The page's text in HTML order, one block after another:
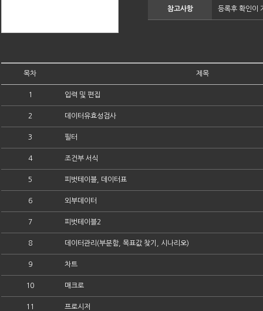
참고사항 등록후 확인이
목차 제목
1 입력 및 편집
2 데이터유효성검사
3 필터
4 조건부 서식
5 피벗테이블, 데이터표
6 외부데이터
7 피벗테이블2
8 데이터관리(부분함, 목표값 찾기, 시나리오)
9 차트
10 매크로
11 프로시저